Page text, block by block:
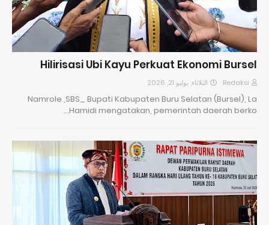
Hilirisasi Ubi Kayu Perkuat Ekonomi Bursel
Redaksi الثلاثاء, يوليو 21, 2026
Namrole ,SBS_ Bupati Kabupaten Buru Selatan (Bursel), La
Hamidi mengatakan, pemerintah daerah berko…